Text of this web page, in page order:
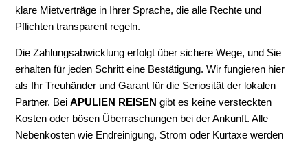
klare Mietverträge in Ihrer Sprache, die alle Rechte und
Pflichten transparent regeln.
Die Zahlungsabwicklung erfolgt über sichere Wege, und Sie
erhalten für jeden Schritt eine Bestätigung. Wir fungieren hier
als Ihr Treuhänder und Garant für die Seriosität der lokalen
Partner. BeiAPULIEN REISEN gibt es keine versteckten
Kosten oder bösen Überraschungen bei der Ankunft. Alle
Nebenkosten wie Endreinigung, Strom oder Kurtaxe werden